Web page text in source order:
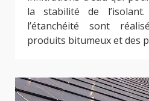
la stabilité de
l’étanchéité sont
produits bitumeux et des